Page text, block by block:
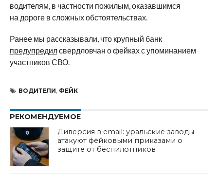
водителям, в частности пожилым, оказавшимся
на дороге в сложных обстоятельствах.
Ранее мы рассказывали, что крупный банк
предупредилсвердловчан о фейках с упоминанием
участников СВО.
ВОДИТЕЛИ ФЕЙК
РЕКОМЕНДУЕМОЕ
Диверсия в email: уральские заводы
атакуют фейковыми приказами о
защите от беспилотников